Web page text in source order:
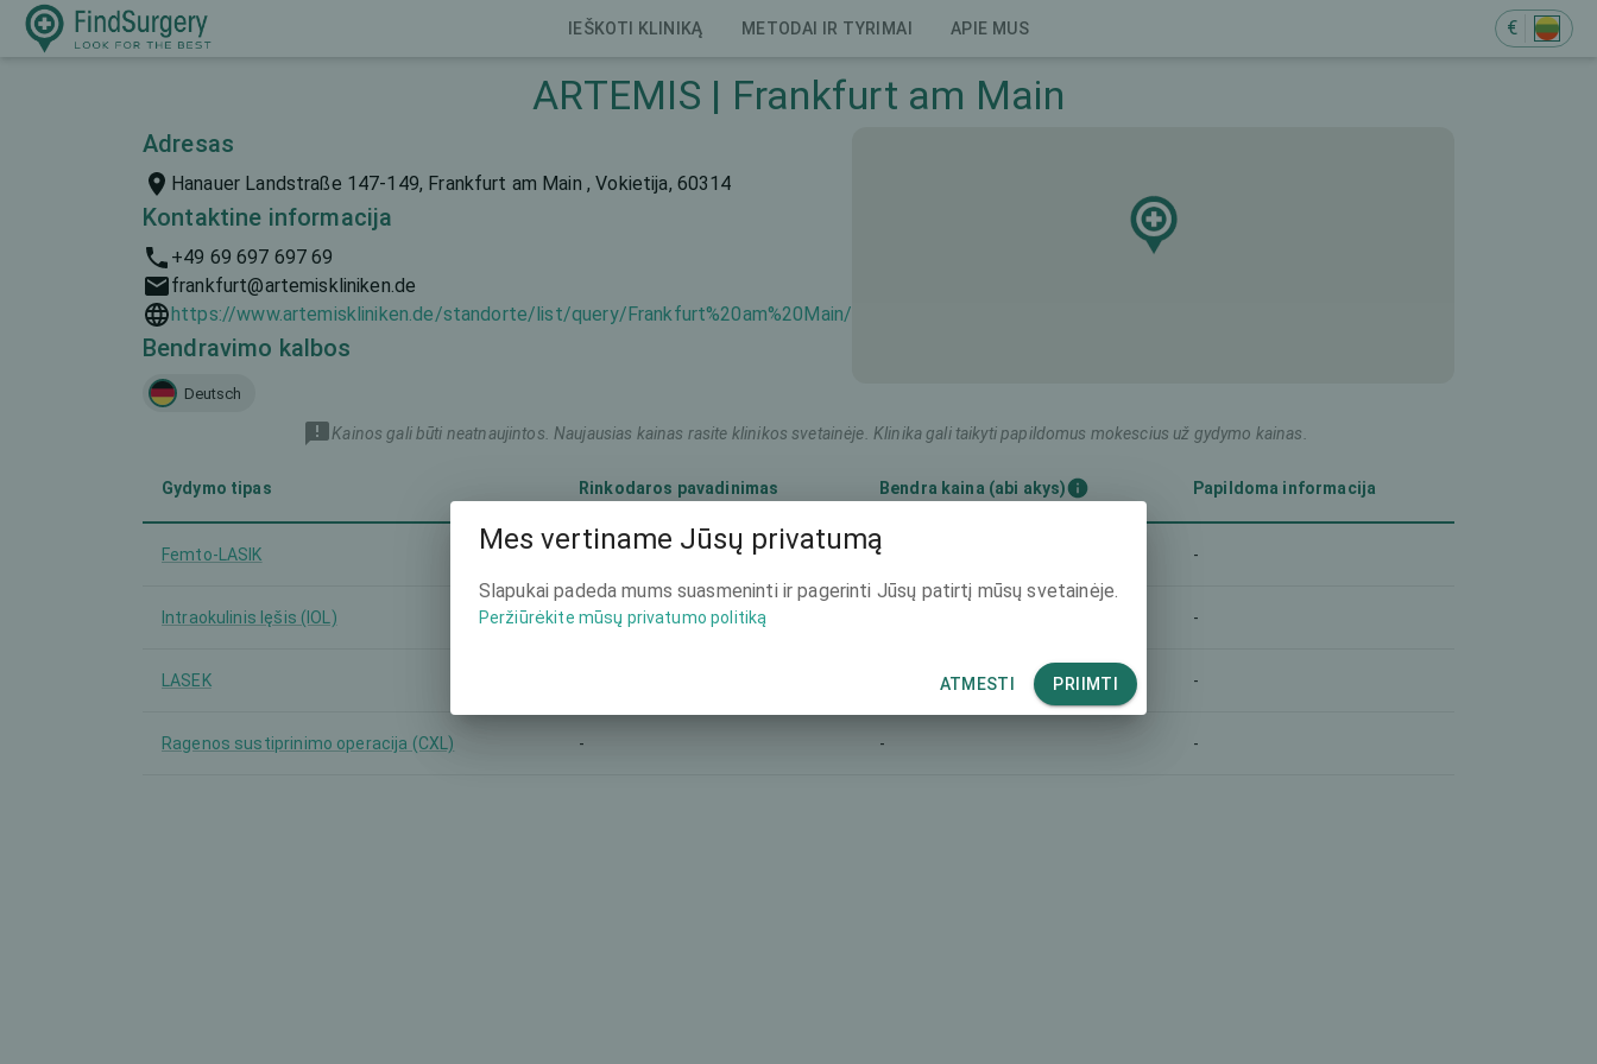
IEŠKOTI KLINIKĄ METODAI IR TYRIMAI APIE MUS €
ARTEMIS | Frankfurt am Main
Adresas
Hanauer Landstraße 147-149, Frankfurt am Main , Vokietija, 60314
Kontaktine informacija
+49 69 697 697 69
frankfurt@artemiskliniken.de
https://www.artemiskliniken.de/standorte/list/query/Frankfurt%20am%20Main/
Bendravimo kalbos
Deutsch
Kainos gali būti neatnaujintos. Naujausias kainas rasite klinikos svetainėje. Klinika gali taikyti papildomus mokescius už gydymo kainas.
Gydymo tipas Rinkodaros pavadinimas Bendra kaina (abi akys) Papildoma informacija
Femto-LASIK 3990 € -
Intraokulinis lęšis (IOL) - -
LASEK -
Ragenos sustiprinimo operacija (CXL) - - -
Mes vertiname Jūsų privatumą
Slapukai padeda mums suasmeninti ir pagerinti Jūsų patirtį mūsų svetainėje.
Peržiūrėkite mūsų privatumo politiką
ATMESTI PRIIMTI